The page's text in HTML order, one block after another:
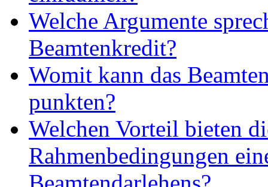
Welche Argumente
Beamtenkredit?
Womit kann das
punkten?
Welchen Vorteil bieten
Rahmenbedingungen